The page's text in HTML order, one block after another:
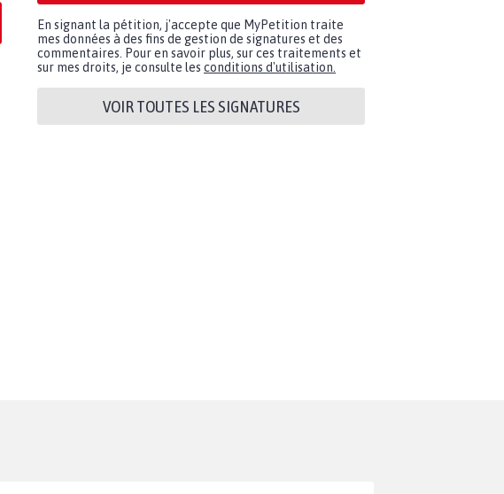
En signant la pétition, j'accepte que MyPetition traite
mes données à des fins de gestion de signatures et des
commentaires. Pour en savoir plus, sur ces traitements et
sur mes droits, je consulte les conditions d'utilisation.
VOIR TOUTES LES SIGNATURES